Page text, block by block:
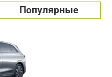
Популярные